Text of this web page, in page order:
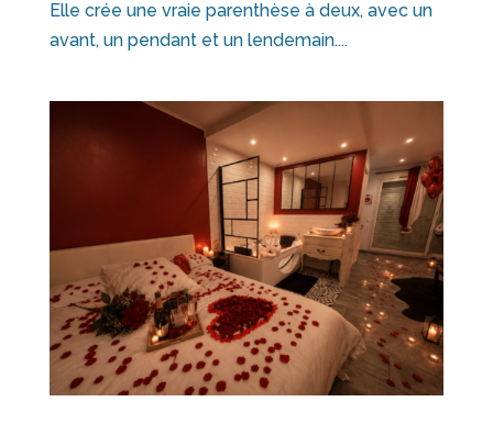
Elle crée une vraie parenthèse à deux, avec un
avant, un pendant et un lendemain....